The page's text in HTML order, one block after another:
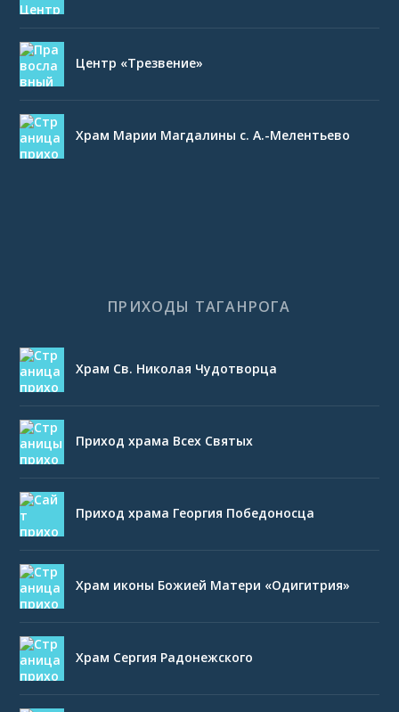
Центр «Трезвение»
Храм Марии Магдалины с. А.-Мелентьево
ПРИХОДЫ ТАГАНРОГА
Храм Св. Николая Чудотворца
Приход храма Всех Святых
Приход храма Георгия Победоносца
Храм иконы Божией Матери «Одигитрия»
Храм Сергия Радонежского